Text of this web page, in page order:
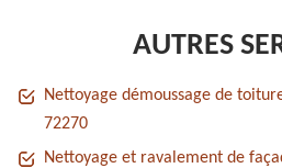
AUTRES
Nettoyage démoussage de
72270
Nettoyage et ravalement de